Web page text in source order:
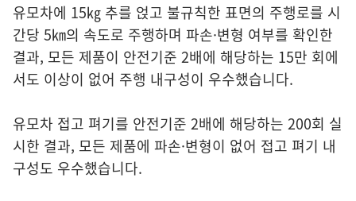
유모차에 15㎏ 추를 얹고 불규칙한 표면의 주행로를 시
간당 5㎞의 속도로 주행하며 파손·변형 여부를 확인한
결과, 모든 제품이 안전기준 2배에 해당하는 15만 회에
서도 이상이 없어 주행 내구성이 우수했습니다.
유모차 접고 펴기를 안전기준 2배에 해당하는 200회 실
시한 결과, 모든 제품에 파손·변형이 없어 접고 펴기 내
구성도 우수했습니다.